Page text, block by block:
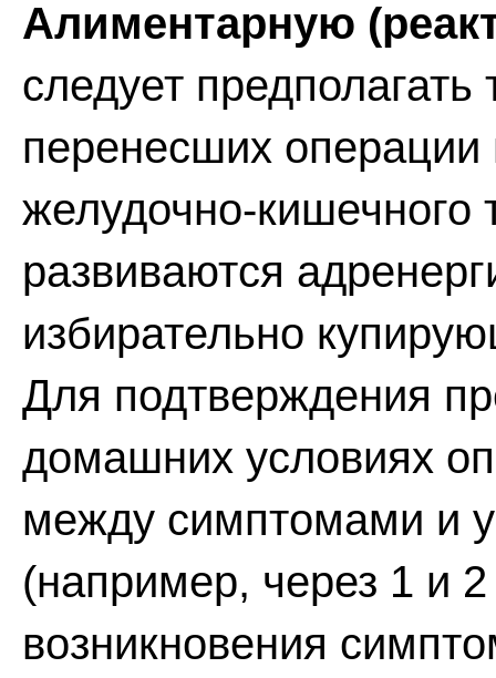
Алиментарную
следует
перенесших операции
желудочно-кишечного
развиваются
избирательно
Для подтверждения
домашних условиях
между симптомами и
(например, через 1 и
возникновения